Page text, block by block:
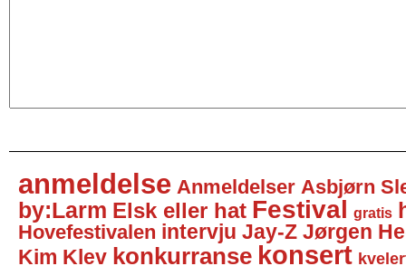
anmeldelse Anmeldelser Asbjørn
by:Larm Elsk eller hat Festival gratis
Hovefestivalen intervju Jay-Z Jørgen
Kim Klev konkurranse konsert